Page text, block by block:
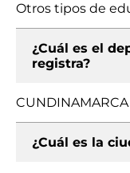
Otros tipos de
¿Cuál es el
registra?
CUNDINAMARCA
¿Cuál es la